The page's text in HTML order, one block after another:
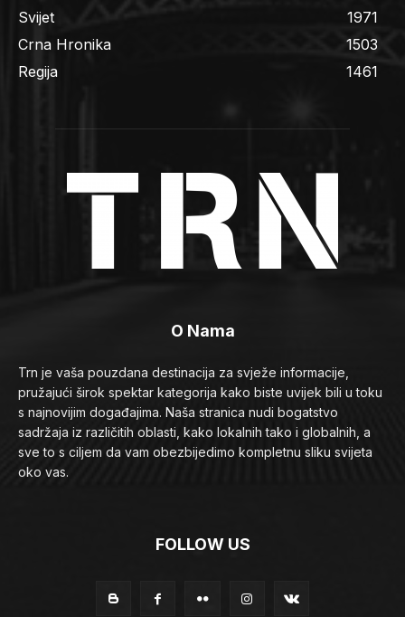
Svijet
1971
Crna Hronika
1503
Regija
1461
O Nama
Trn je vaša pouzdana destinacija za svježe informacije,
pružajući širok spektar kategorija kako biste uvijek bili u toku
s najnovijim događajima. Naša stranica nudi bogatstvo
sadržaja iz različitih oblasti, kako lokalnih tako i globalnih, a
sve to s ciljem da vam obezbijedimo kompletnu sliku svijeta
oko vas.
FOLLOW US